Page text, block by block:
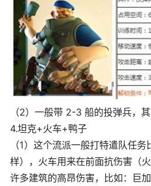
（2）一般带 2-3 船的投弹兵，
4.坦克+火车+鸭子
（1）这个流派一般打特遣队任
样），火车用来在前面抗伤害（
许多建筑的高昂伤害，比如：巨